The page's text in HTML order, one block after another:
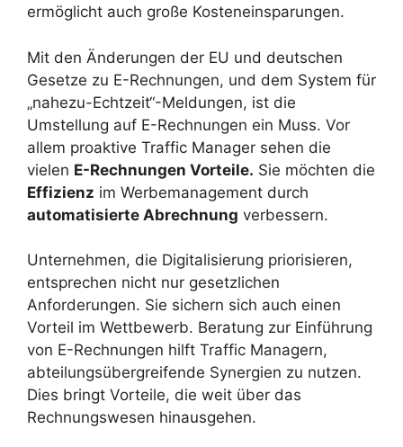
ermöglicht auch große Kosteneinsparungen.
Mit den Änderungen der EU und deutschen
Gesetze zu E-Rechnungen, und dem System für
„nahezu-Echtzeit“-Meldungen, ist die
Umstellung auf E-Rechnungen ein Muss. Vor
allem proaktive Traffic Manager sehen die
vielen E-Rechnungen Vorteile. Sie möchten die
Effizienz im Werbemanagement durch
automatisierte Abrechnung verbessern.
Unternehmen, die Digitalisierung priorisieren,
entsprechen nicht nur gesetzlichen
Anforderungen. Sie sichern sich auch einen
Vorteil im Wettbewerb. Beratung zur Einführung
von E-Rechnungen hilft Traffic Managern,
abteilungsübergreifende Synergien zu nutzen.
Dies bringt Vorteile, die weit über das
Rechnungswesen hinausgehen.